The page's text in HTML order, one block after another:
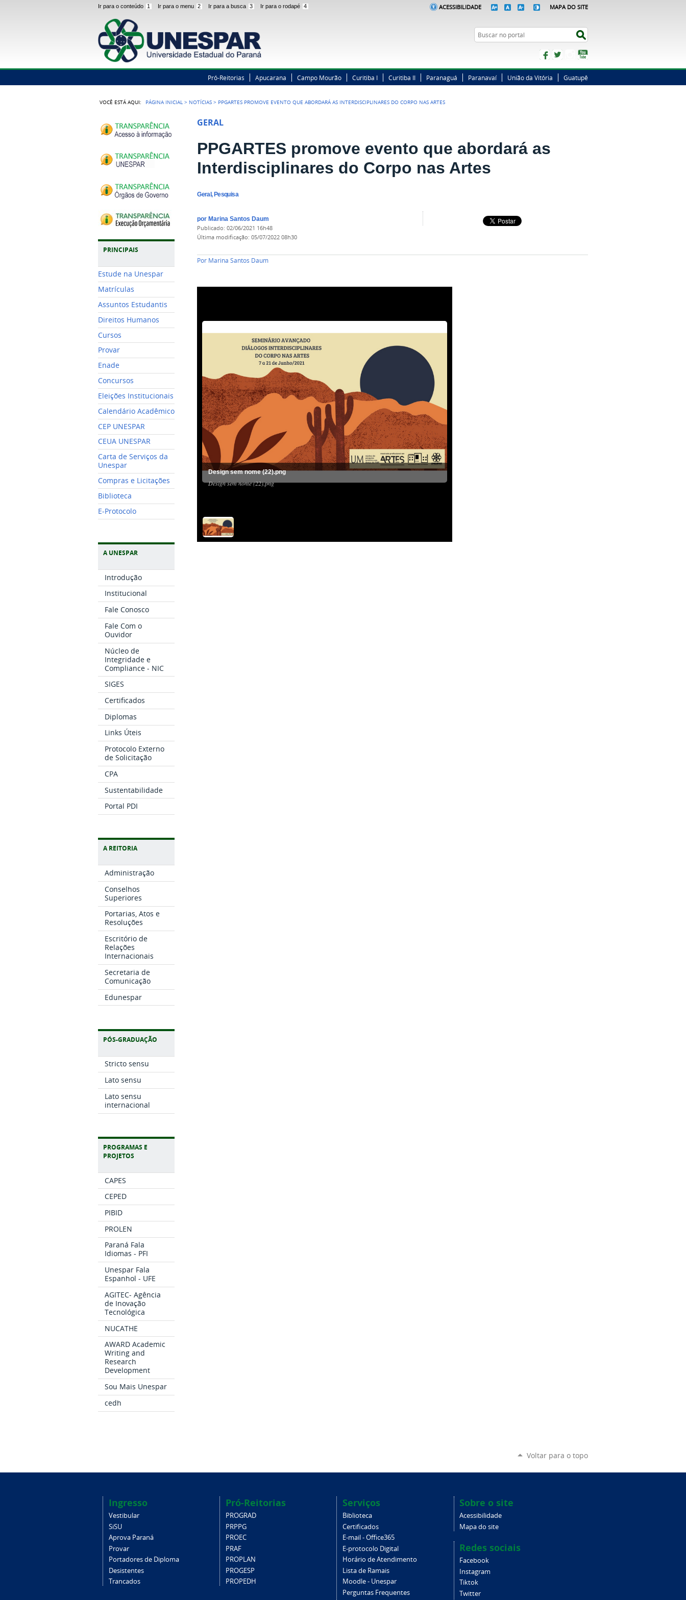
Ir para o conteúdo 1 Ir para o menu 2 Ir para a busca 3 Ir para o rodapé 4 ACESSIBILIDADE MAPA DO SITE
Busca
FacebookTwitterInstagram
Pró-Reitorias Apucarana Campo Mourão Curitiba I Curitiba II Paranaguá Paranavaí União da Vitória Guatupê
VOCÊ ESTÁ AQUI: PÁGINA INICIAL > NOTÍCIAS > PPGARTES PROMOVE EVENTO QUE ABORDARÁ AS INTERDISCIPLINARES DO CORPO NAS ARTES
PRINCIPAIS
Estude na Unespar
Matrículas
Assuntos Estudantis
Direitos Humanos
Cursos
Provar
Enade
Concursos
Eleições Institucionais
Calendário Acadêmico
CEP UNESPAR
CEUA UNESPAR
Carta de Serviços da
Unespar
Compras e Licitações
Biblioteca
E-Protocolo
A UNESPAR
Introdução
Institucional
Fale Conosco
Fale Com o
Ouvidor
Núcleo de
Integridade e
Compliance - NIC
SIGES
Certificados
Diplomas
Links Úteis
Protocolo Externo
de Solicitação
CPA
Sustentabilidade
Portal PDI
A REITORIA
Administração
Conselhos
Superiores
Portarias, Atos e
Resoluções
Escritório de
Relações
Internacionais
Secretaria de
Comunicação
Edunespar
PÓS-GRADUAÇÃO
Stricto sensu
Lato sensu
Lato sensu
internacional
PROGRAMAS E
PROJETOS
CAPES
CEPED
PIBID
PROLEN
Paraná Fala
Idiomas - PFI
Unespar Fala
Espanhol - UFE
AGITEC- Agência
de Inovação
Tecnológica
NUCATHE
AWARD Academic
Writing and
Research
Development
Sou Mais Unespar
cedh
GERAL
PPGARTES promove evento que abordará as
Interdisciplinares do Corpo nas Artes
Geral, Pesquisa
por Marina Santos Daum
publicado:02/06/2021 16h48
última modificação:05/07/2022 08h30
Por Marina Santos Daum
Design sem nome (22).png
Design sem nome (22).png
Voltar para o topo
Ingresso
Vestibular
SiSU
Aprova Paraná
Provar
Portadores de Diploma
Desistentes
Trancados
Pró-Reitorias
PROGRAD
PRPPG
PROEC
PRAF
PROPLAN
PROGESP
PROPEDH
Serviços
Biblioteca
Certificados
E-mail - Office365
E-protocolo Digital
Horário de Atendimento
Lista de Ramais
Moodle - Unespar
Perguntas Frequentes
Sobre o site
Acessibilidade
Mapa do site
Redes sociais
Facebook
Instagram
Tiktok
Twitter